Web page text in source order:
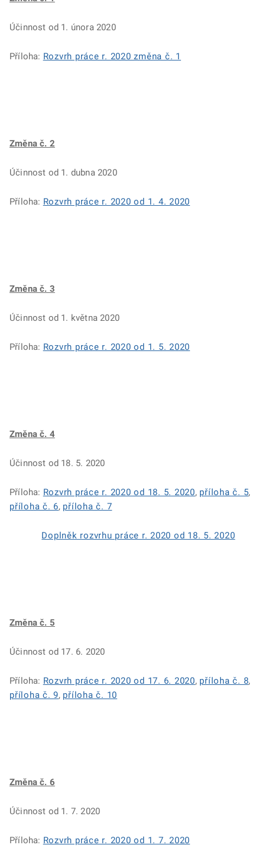
Účinnost od 1. února 2020
Příloha: Rozvrh práce r. 2020 změna č. 1
Změna č. 2
Účinnost od 1. dubna 2020
Příloha: Rozvrh práce r. 2020 od 1. 4. 2020
Změna č. 3
Účinnost od 1. května 2020
Příloha: Rozvrh práce r. 2020 od 1. 5. 2020
Změna č. 4
Účinnost od 18. 5. 2020
Příloha: Rozvrh práce r. 2020 od 18. 5. 2020, příloha č. 5,
příloha č. 6, příloha č. 7
Doplněk rozvrhu práce r. 2020 od 18. 5. 2020
Změna č. 5
Účinnost od 17. 6. 2020
Příloha: Rozvrh práce r. 2020 od 17. 6. 2020, příloha č. 8,
příloha č. 9, příloha č. 10
Změna č. 6
Účinnost od 1. 7. 2020
Příloha: Rozvrh práce r. 2020 od 1. 7. 2020